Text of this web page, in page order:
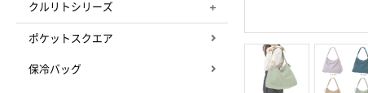
クルリトシリーズ
ポケットスクエア
保冷バッグ